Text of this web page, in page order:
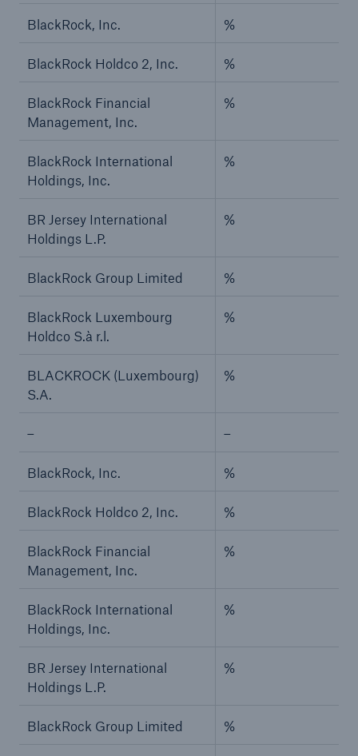
BlackRock, Inc. %
BlackRock Holdco 2, Inc. %
BlackRock Financial
Management, Inc.
%
BlackRock International
Holdings, Inc.
%
BR Jersey International
Holdings L.P.
%
BlackRock Group Limited %
BlackRock Luxembourg
Holdco S.à r.l.
%
BLACKROCK (Luxembourg)
S.A.
%
– –
BlackRock, Inc. %
BlackRock Holdco 2, Inc. %
BlackRock Financial
Management, Inc.
%
BlackRock International
Holdings, Inc.
%
BR Jersey International
Holdings L.P.
%
BlackRock Group Limited %